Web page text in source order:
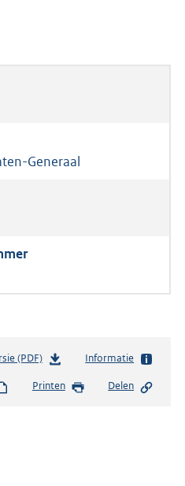
Generaal
(PDF)b
s
Informatie
Printen Delen